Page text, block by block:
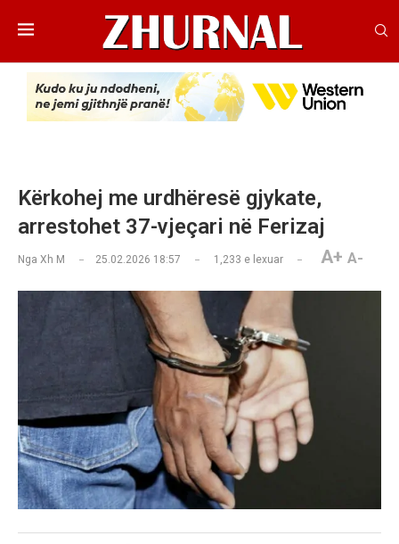
Kërkohej me urdhëresë gjykate,
arrestohet 37-vjeçari në Ferizaj
Nga Xh M 25.02.2026 18:57 1,233 e lexuar A+ A-